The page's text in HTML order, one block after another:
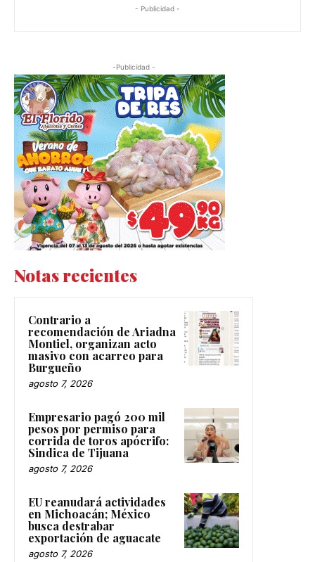
- Publicidad -
-Publicidad -
Notas recientes
Contrario a
recomendación de Ariadna
Montiel, organizan acto
masivo con acarreo para
Burgueño
agosto 7, 2026
Empresario pagó 200 mil
pesos por permiso para
corrida de toros apócrifo:
Sindica de Tijuana
agosto 7, 2026
EU reanudará actividades
en Michoacán; México
busca destrabar
exportación de aguacate
agosto 7, 2026